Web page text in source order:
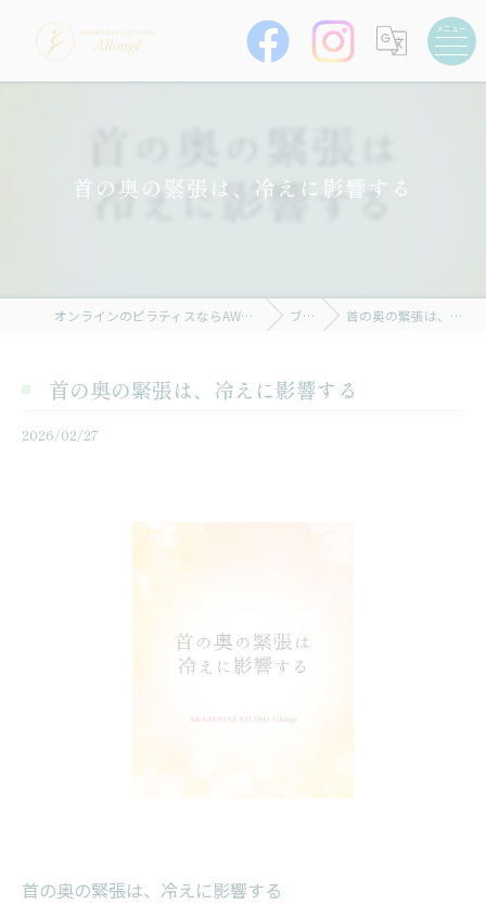
首の奥の緊張は、冷えに影響する
オンラインのピラティスならAWARENESS STUDIO Allongé ブログ 首の奥の緊張は、冷えに影響する
首の奥の緊張は、冷えに影響する
2026/02/27
首の奥の緊張は、冷えに影響する